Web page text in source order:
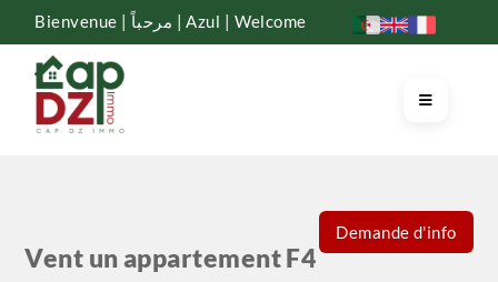
Bienvenue | مرحباً | Azul | Welcome
Vent un appartement F4
Demande d'info